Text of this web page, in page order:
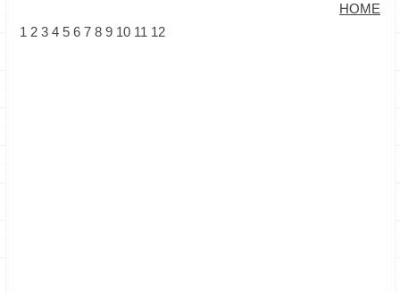
HOME
1 2 3 4 5 6 7 8 9 10 11 12